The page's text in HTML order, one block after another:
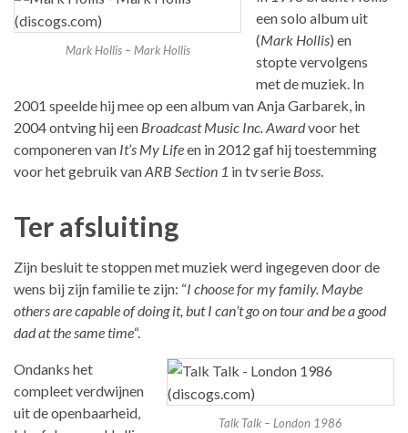
Mark Hollis – Mark Hollis
een solo album uit
(Mark Hollis) en
stopte vervolgens
met de muziek. In
2001 speelde hij mee op een album van Anja Garbarek, in
2004 ontving hij een Broadcast Music Inc. Awardvoor het
componeren van It’s My Lifeen in 2012 gaf hij toestemming
voor het gebruik vanARB Section 1 in tv serie Boss.
Ter afsluiting
Zijn besluit te stoppen met muziek werd ingegeven door de
wens bij zijn familie te zijn: “I choose for my family. Maybe
others are capable of doing it, but I can’t go on tour and be a good
dad at the same time“.
Talk Talk – London 1986
Ondanks het
compleet verdwijnen
uit de openbaarheid,